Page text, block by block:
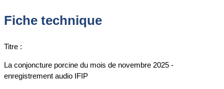
Fiche technique
Titre :
La conjoncture porcine du mois de novembre 2025 -
enregistrement audio IFIP